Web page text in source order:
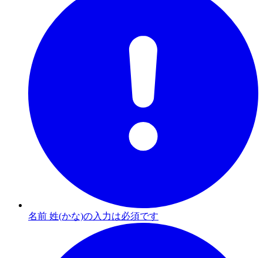
名前 姓(かな)の入力は必須です